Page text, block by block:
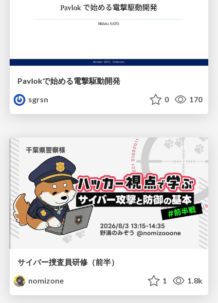
Pavlokで始める電撃駆動開発
sgrsn
0 170
サイバー捜査員研修（前半）
nomizone
1 1.8k